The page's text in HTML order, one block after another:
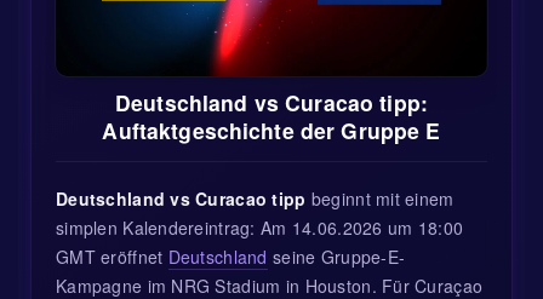
Deutschland vs Curacao tipp:
Auftaktgeschichte der Gruppe E
Deutschland vs Curacao tipp beginnt mit einem
simplen Kalendereintrag: Am 14.06.2026 um 18:00
GMT eröffnet Deutschland seine Gruppe-E-
Kampagne im NRG Stadium in Houston. Für Curaçao